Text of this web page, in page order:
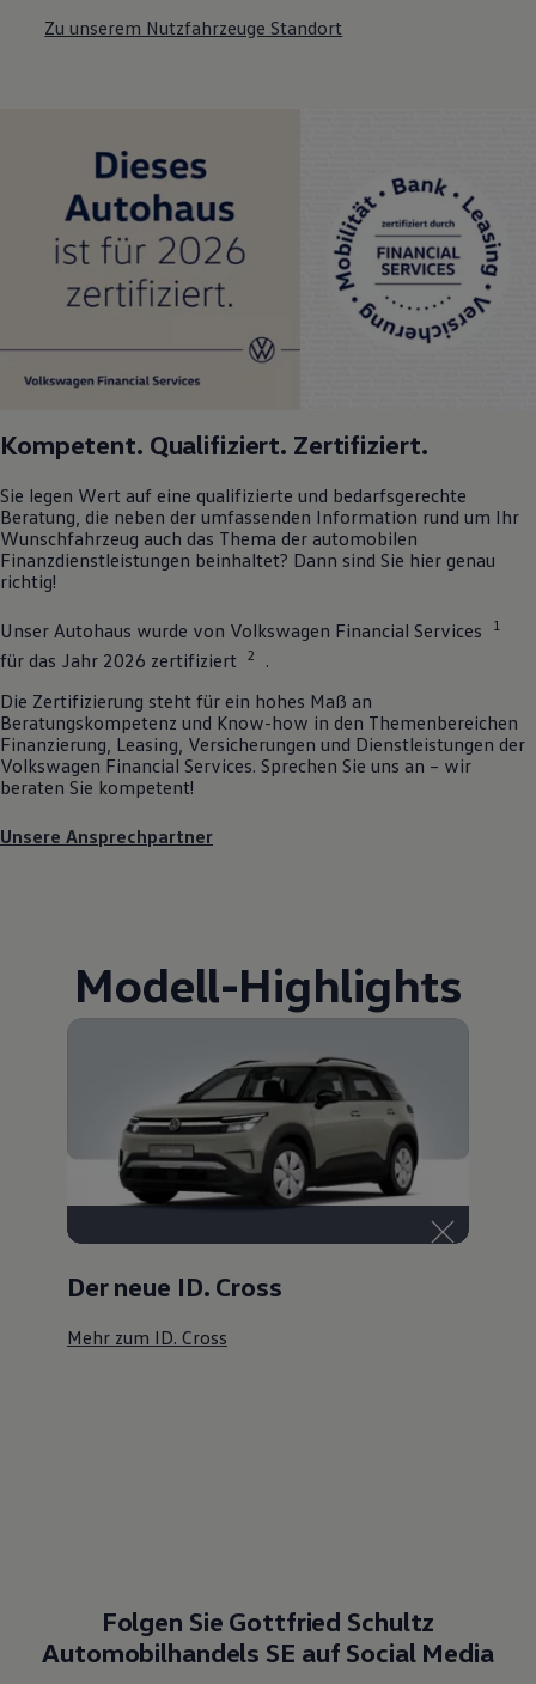
Zu unserem Nutzfahrzeuge Standort
Kompetent. Qualifiziert. Zertifiziert.
Sie legen Wert auf eine qualifizierte und bedarfsgerechte
Beratung, die neben der umfassenden Information rund um Ihr
Wunschfahrzeug auch das Thema der automobilen
Finanzdienstleistungen beinhaltet? Dann sind Sie hier genau
richtig!
Unser Autohaus wurde von Volkswagen Financial Services 1
für das Jahr 2026 zertifiziert 2
.
Die Zertifizierung steht für ein hohes Maß an
Beratungskompetenz und Know-how in den Themenbereichen
Finanzierung, Leasing, Versicherungen und Dienstleistungen der
Volkswagen Financial Services. Sprechen Sie uns an – wir
beraten Sie kompetent!
Unsere Ansprechpartner
Modell-Highlights
Der neue ID. Cross
Mehr zum ID. Cross
Folgen Sie Gottfried Schultz
Automobilhandels SE auf Social Media